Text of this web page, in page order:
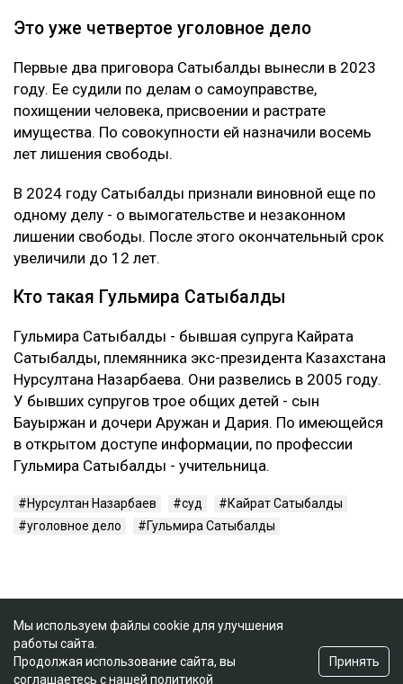
Это уже четвертое уголовное дело
Первые два приговора Сатыбалды вынесли в 2023
году. Ее судили по делам о самоуправстве,
похищении человека, присвоении и растрате
имущества. По совокупности ей назначили восемь
лет лишения свободы.
В 2024 году Сатыбалды признали виновной еще по
одному делу - о вымогательстве и незаконном
лишении свободы. После этого окончательный срок
увеличили до 12 лет.
Кто такая Гульмира Сатыбалды
Гульмира Сатыбалды - бывшая супруга Кайрата
Сатыбалды, племянника экс-президента Казахстана
Нурсултана Назарбаева. Они развелись в 2005 году.
У бывших супругов трое общих детей - сын
Бауыржан и дочери Аружан и Дария. По имеющейся
в открытом доступе информации, по профессии
Гульмира Сатыбалды - учительница.
Нурсултан Назарбаев суд
Кайрат Сатыбалды
уголовное дело
Гульмира Сатыбалды
Мы используем файлы cookie для улучшения
работы сайта.
Продолжая использование сайта, вы
соглашаетесь с нашей политикой
Принять